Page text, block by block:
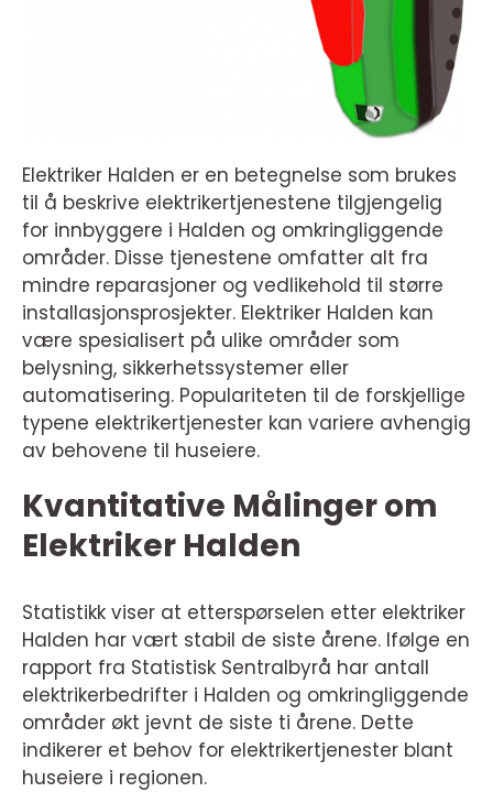
Elektriker Halden er en betegnelse som brukes
til å beskrive elektrikertjenestene tilgjengelig
for innbyggere i Halden og omkringliggende
områder. Disse tjenestene omfatter alt fra
mindre reparasjoner og vedlikehold til større
installasjonsprosjekter. Elektriker Halden kan
være spesialisert på ulike områder som
belysning, sikkerhetssystemer eller
automatisering. Populariteten til de forskjellige
typene elektrikertjenester kan variere avhengig
av behovene til huseiere.
Kvantitative Målinger om
Elektriker Halden
Statistikk viser at etterspørselen etter elektriker
Halden har vært stabil de siste årene. Ifølge en
rapport fra Statistisk Sentralbyrå har antall
elektrikerbedrifter i Halden og omkringliggende
områder økt jevnt de siste ti årene. Dette
indikerer et behov for elektrikertjenester blant
huseiere i regionen.